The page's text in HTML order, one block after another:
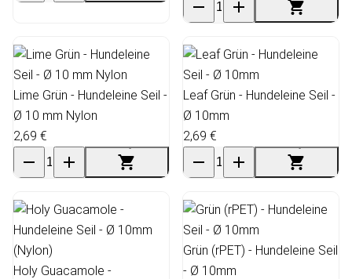
Lime Grün - Hundeleine Seil -
Ø 10 mm Nylon
2,69 €
Leaf Grün - Hundeleine Seil -
Ø 10mm
2,69 €
Holy Guacamole -
Grün (rPET) - Hundeleine Seil
- Ø 10mm